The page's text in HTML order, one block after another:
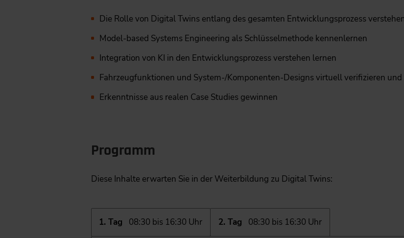
Die Rolle von Digital Twins entlang des gesamten Entwicklungsprozess
Model-based Systems Engineering als Schlüsselmethode kennenlernen
Integration von KI in den Entwicklungsprozess verstehen lernen
Fahrzeugfunktionen und System-/Komponenten-Designs virtuell verifizieren
Erkenntnisse aus realen Case Studies gewinnen
Programm
Diese Inhalte erwarten Sie in der Weiterbildung zu Digital Twins:
1. Tag 08:30 bis 16:30 Uhr 2. Tag 08:30 bis 16:30 Uhr